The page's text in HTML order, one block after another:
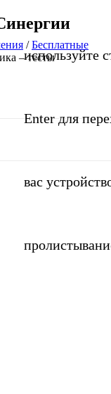
используйте
Enter для
вас
/Бесплатные
– тесты